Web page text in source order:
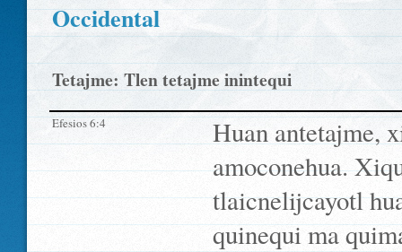
Occidental
Tetajme: Tlen tetajme inintequi
Efesios 6:4
Huan antetajme,
amoconehua.
tlaicnelijcayotl
quinequi ma